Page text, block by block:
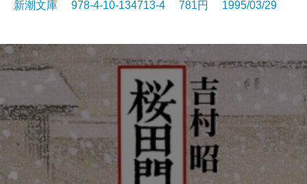
新潮文庫 978-4-10-134713-4 781円 1995/03/29